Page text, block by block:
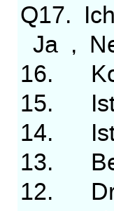
Q17.
Ja ,
16.
15. Ist
14. Ist
13.
12.